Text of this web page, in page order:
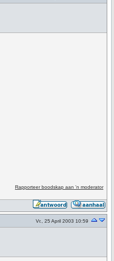
Rapporteer boodskap aan 'n moderator
Vr., 25 April 2003 10:59